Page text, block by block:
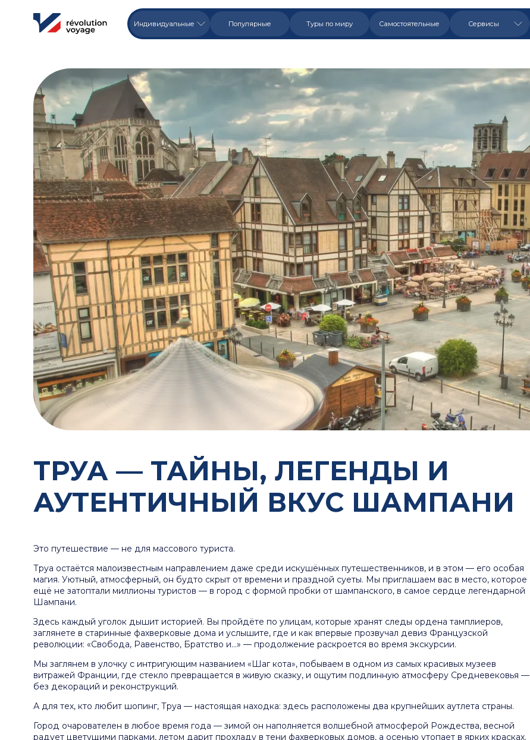
Индивидуальные Популярные Туры по миру Самостоятельные Сервисы
ТРУА — ТАЙНЫ, ЛЕГЕНДЫ И
АУТЕНТИЧНЫЙ ВКУС ШАМПАНИ
Это путешествие — не для массового туриста.
Труа остаётся малоизвестным направлением даже среди искушённых путешественников, и в этом — его особая
магия. Уютный, атмосферный, он будто скрыт от времени и праздной суеты. Мы приглашаем вас в место, которое
ещё не затоптали миллионы туристов — в город с формой пробки от шампанского, в самое сердце легендарной
Шампани.
Здесь каждый уголок дышит историей. Вы пройдёте по улицам, которые хранят следы ордена тамплиеров,
заглянете в старинные фахверковые дома и услышите, где и как впервые прозвучал девиз Французской
революции: «Свобода, Равенство, Братство и…» — продолжение раскроется во время экскурсии.
Мы заглянем в улочку с интригующим названием «Шаг кота», побываем в одном из самых красивых музеев
витражей Франции, где стекло превращается в живую сказку, и ощутим подлинную атмосферу Средневековья —
без декораций и реконструкций.
А для тех, кто любит шопинг, Труа — настоящая находка: здесь расположены два крупнейших аутлета страны.
Город очарователен в любое время года — зимой он наполняется волшебной атмосферой Рождества, весной
радует цветущими парками, летом дарит прохладу в тени фахверковых домов, а осенью утопает в ярких красках.